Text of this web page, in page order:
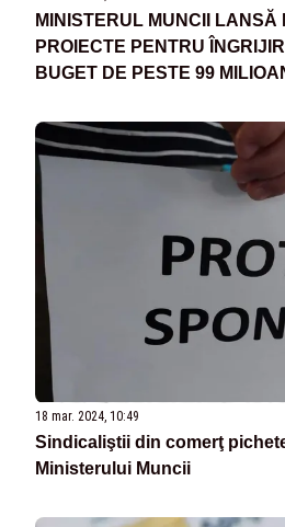
MINISTERUL MUNCII LANSĂ
PROIECTE PENTRU
BUGET DE PESTE 99
18 mar. 2024, 10:49
Sindicaliştii din comerţ
Ministerului Muncii